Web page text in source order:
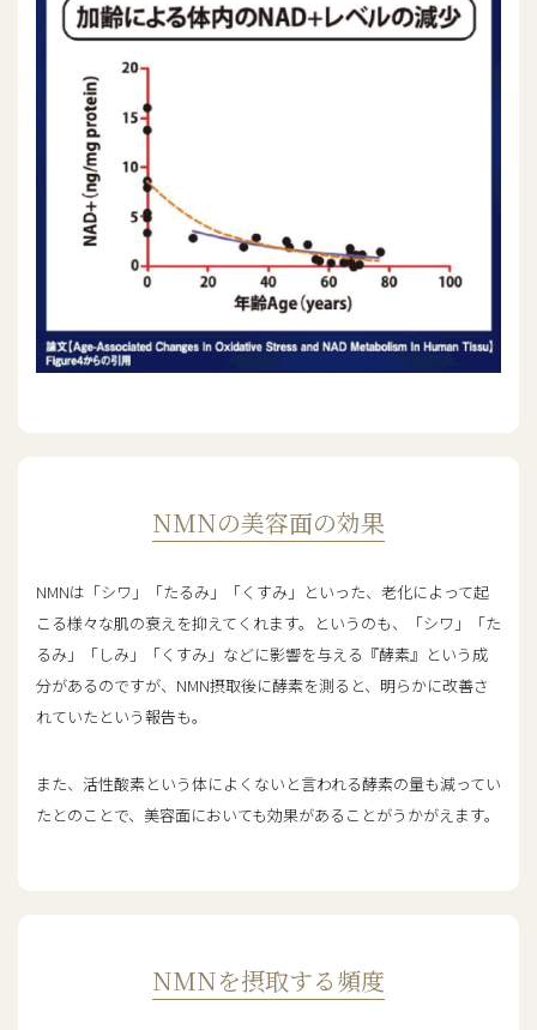
NMNの美容面の効果
NMNは「シワ」「たるみ」「くすみ」といった、老化によって起
こる様々な肌の衰えを抑えてくれます。というのも、「シワ」「た
るみ」「しみ」「くすみ」などに影響を与える『酵素』という成
分があるのですが、NMN摂取後に酵素を測ると、明らかに改善さ
れていたという報告も。
また、活性酸素という体によくないと言われる酵素の量も減ってい
たとのことで、美容面においても効果があることがうかがえます。
NMNを摂取する頻度